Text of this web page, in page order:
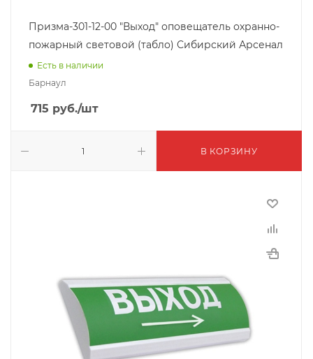
Призма-301-12-00 "Выход" оповещатель охранно-
пожарный световой (табло) Сибирский Арсенал
Есть в наличии
Барнаул
715 руб./шт
В КОРЗИНУ